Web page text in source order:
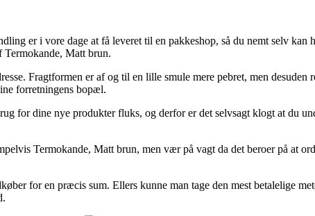
er i vore dage at få leveret til en pakkeshop, så du nemt selv kan
Termokande, Matt brun.
Fragtformen er af og til en lille smule mere pebret, men desuden
forretningens bopæl.
for dine nye produkter fluks, og derfor er det selvsagt klogt at du
Termokande, Matt brun, men vær på vagt da det beroer på at
for en præcis sum. Ellers kunne man tage den mest betalelige